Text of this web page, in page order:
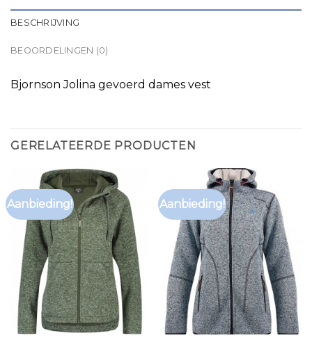
BESCHRIJVING
BEOORDELINGEN (0)
Bjornson Jolina gevoerd dames vest
GERELATEERDE PRODUCTEN
Aanbieding! Aanbieding!